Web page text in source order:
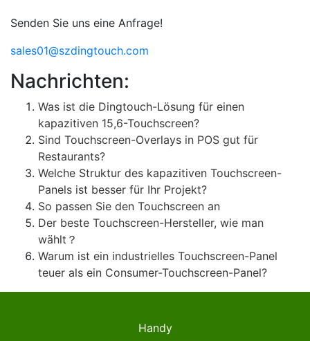
Senden Sie uns eine Anfrage!
sales01@szdingtouch.com
Nachrichten:
Was ist die Dingtouch-Lösung für einen
kapazitiven 15,6-Touchscreen?
Sind Touchscreen-Overlays in POS gut für
Restaurants?
Welche Struktur des kapazitiven Touchscreen-
Panels ist besser für Ihr Projekt?
So passen Sie den Touchscreen an
Der beste Touchscreen-Hersteller, wie man
wählt？
Warum ist ein industrielles Touchscreen-Panel
teuer als ein Consumer-Touchscreen-Panel?
Handy